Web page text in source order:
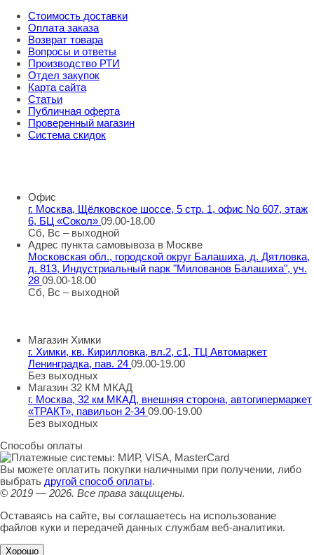
Стоимость доставки
Оплата заказа
Возврат товара
Вопросы и ответы
Производство РТИ
Отдел закупок
Карта сайта
Статьи
Публичная оферта
Проверенный магазин
Система скидок
Офис
г. Москва, Щёлковское шоссе, 5 стр. 1, офис No 607, этаж
6, БЦ «Сокол» 09.00-18.00
Сб, Вс – выходной
Адрес пункта самовывоза в Москве
Московская обл., городской округ Балашиха, д. Дятловка,
д. 813, Индустриальный парк "Милованов Балашиха", уч.
28 09.00-18.00
Сб, Вс – выходной
Магазин Химки
г. Химки, кв. Кирилловка, вл.2, с1, ТЦ Автомаркет
Ленинградка, пав. 24 09.00-19.00
Без выходных
Магазин 32 КМ МКАД
г. Москва, 32 км МКАД, внешняя сторона, автогипермаркет
«ТРАКТ», павильон 2-34 09.00-19.00
Без выходных
Способы оплаты
Вы можете оплатить покупки наличными при получении, либо
выбрать другой способ оплаты.
© 2019 — 2026. Все права защищены.
Оставаясь на сайте, вы соглашаетесь на использование
файлов куки и передачей данных службам веб-аналитики.
Хорошо